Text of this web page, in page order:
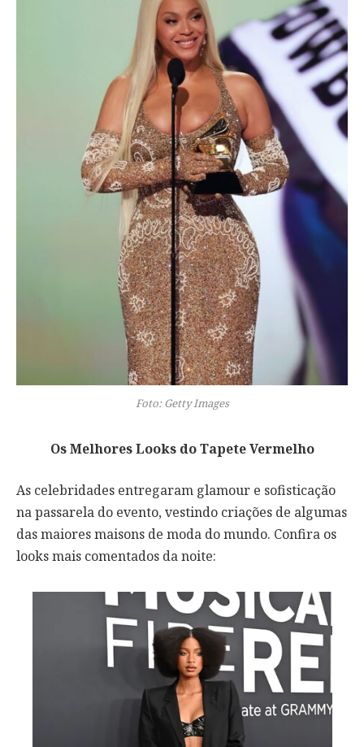
Foto: Getty Images
Os Melhores Looks do Tapete Vermelho
As celebridades entregaram glamour e sofisticação
na passarela do evento, vestindo criações de algumas
das maiores maisons de moda do mundo. Confira os
looks mais comentados da noite: